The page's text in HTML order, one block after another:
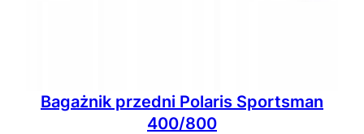
Bagażnik przedni Polaris Sportsman
400/800